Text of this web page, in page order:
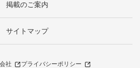
掲載のご案内
サイトマップ
社
プライバシーポリシー